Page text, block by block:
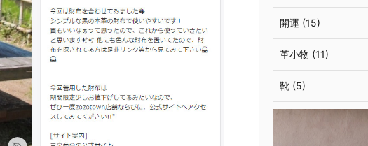
開運 (15)
革小物 (11)
靴 (5)